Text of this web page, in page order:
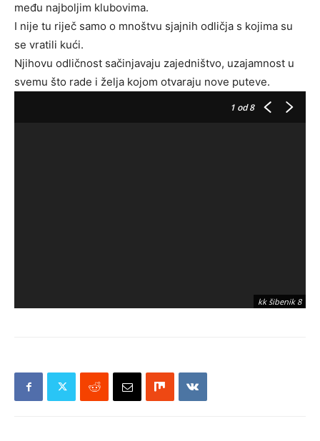
među najboljim klubovima.
I nije tu riječ samo o mnoštvu sjajnih odličja s kojima su
se vratili kući.
Njihovu odličnost sačinjavaju zajedništvo, uzajamnost u
svemu što rade i želja kojom otvaraju nove puteve.
1 od 8
kk šibenik 8